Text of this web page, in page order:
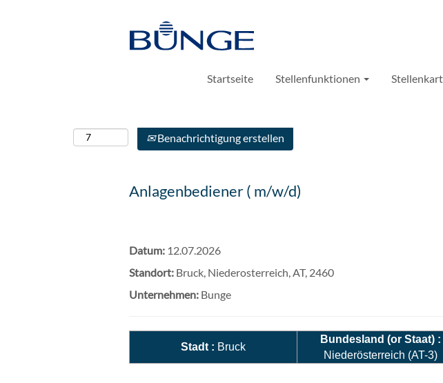
Startseite Stellenfunktionen
Mehr Optionen anzeigen
Benachrichtigung erstellen
Anlagenbediener ( m/w/d)
Datum: 12.07.2026
Standort: Bruck, Niederosterreich, AT, 2460
Unternehmen: Bunge
Stadt : Bruck
Bundesland (or Staat) :
Niederösterreich (AT-3)